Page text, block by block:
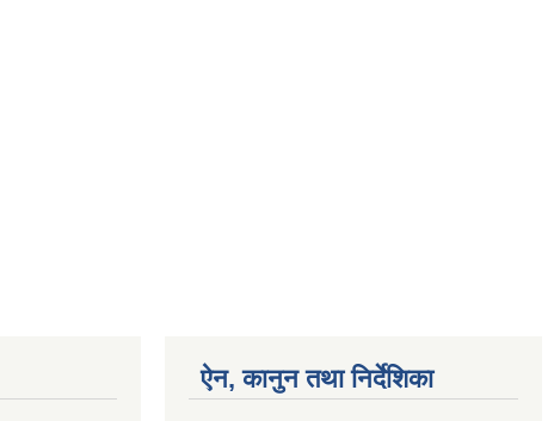
ऐन, कानुन तथा निर्देशिका